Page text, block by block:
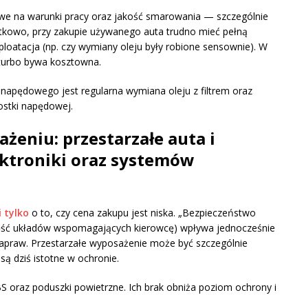
na warunki pracy oraz jakość smarowania — szczególnie
przy zakupie używanego auta trudno mieć pełną
(np. czy wymiany oleju były robione sensownie). W
bywa kosztowna.
jest regularna wymiana oleju z filtrem oraz
napędowej.
przestarzałe auta i
oraz systemów
tylko o to, czy cena zakupu jest niska. „Bezpieczeństwo
układów wspomagających kierowcę) wpływa jednocześnie
Przestarzałe wyposażenie może być szczególnie
dziś istotne w ochronie.
oraz poduszki powietrzne. Ich brak obniża poziom ochrony i